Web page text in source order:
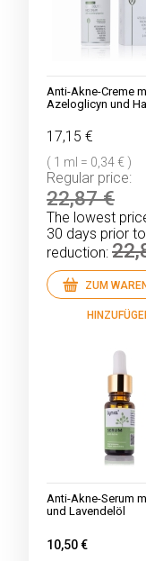
Anti-Akne-Creme
Azeloglicyn und
17,15 €
( 1 ml = 0,34 € )
Regular price:
22,87 €
The lowest
30 days prior
reduction:
ZUM
Anti-Akne-Serum
und Lavendelöl
10,50 €